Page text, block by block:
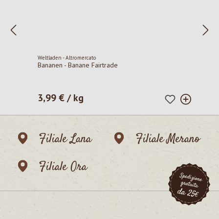
Weltladen - Altromercato
Bananen - Banane Fairtrade
Prezzo normale:
3,99 € / kg
Filiale Lana
Filiale Merano
Filiale Ora